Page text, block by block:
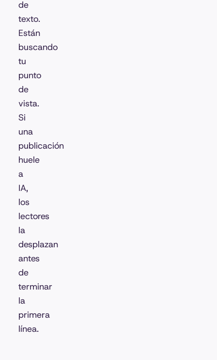
de
texto.
Están
buscando
tu
punto
de
vista.
Si
una
publicación
huele
a
IA,
los
lectores
la
desplazan
antes
de
terminar
la
primera
línea.